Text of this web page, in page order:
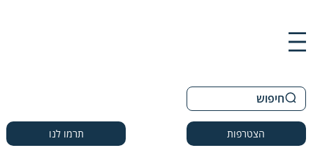
תרמו לנו הצטרפות
חיפוש